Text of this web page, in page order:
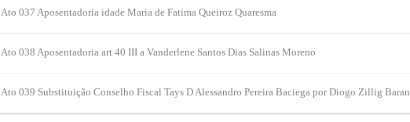
Ato 037 Aposentadoria idade Maria de Fatima Queiroz Quaresma
Ato 038 Aposentadoria art 40 III a Vanderlene Santos Dias Salinas Moreno
Ato 039 Substituição Conselho Fiscal Tays D Alessandro Pereira Baciega por Diogo Zillig Baran